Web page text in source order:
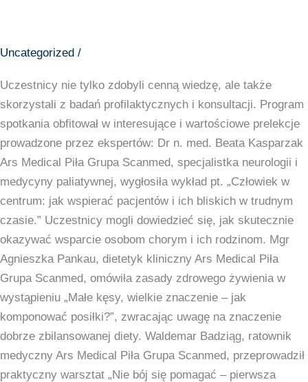
Uncategorized /
Uczestnicy nie tylko zdobyli cenną wiedzę, ale także
skorzystali z badań profilaktycznych i konsultacji. Program
spotkania obfitował w interesujące i wartościowe prelekcje
prowadzone przez ekspertów: Dr n. med. Beata Kasparzak
Ars Medical Piła Grupa Scanmed, specjalistka neurologii i
medycyny paliatywnej, wygłosiła wykład pt. „Człowiek w
centrum: jak wspierać pacjentów i ich bliskich w trudnym
czasie.” Uczestnicy mogli dowiedzieć się, jak skutecznie
okazywać wsparcie osobom chorym i ich rodzinom. Mgr
Agnieszka Pankau, dietetyk kliniczny Ars Medical Piła
Grupa Scanmed, omówiła zasady zdrowego żywienia w
wystąpieniu „Małe kęsy, wielkie znaczenie – jak
komponować posiłki?”, zwracając uwagę na znaczenie
dobrze zbilansowanej diety. Waldemar Badziąg, ratownik
medyczny Ars Medical Piła Grupa Scanmed, przeprowadził
praktyczny warsztat „Nie bój się pomagać – pierwsza
przy
Okólnej
32A.